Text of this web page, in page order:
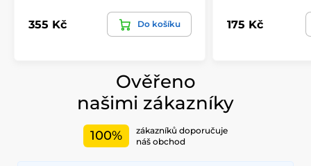
355 Kč Do košíku 175 Kč
Ověřeno
našimi zákazníky
100%
zákazníků doporučuje
náš obchod